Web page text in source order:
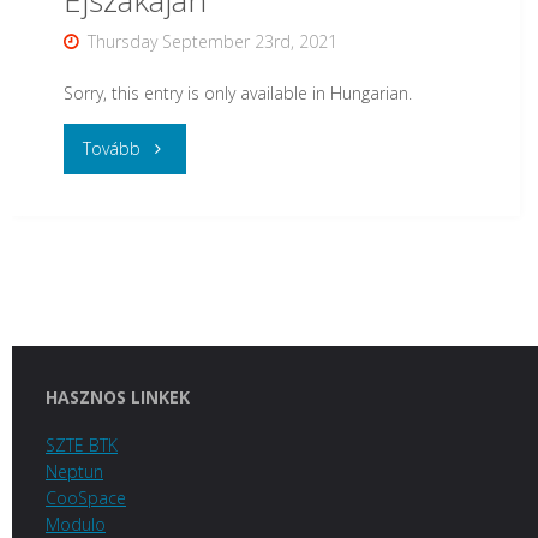
Diákköri
(VMTDK)"
Thursday September 23rd, 2021
Sorry, this entry is only available in Hungarian.
Tovább
játékosan
–
HASZNOS LINKEK
SZTE BTK
Neptun
CooSpace
Modulo